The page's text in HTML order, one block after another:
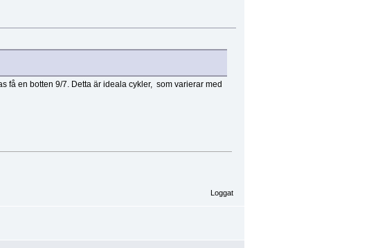
få en botten 9/7. Detta är ideala cykler, som varierar med
Loggat